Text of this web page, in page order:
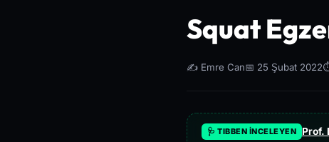
Squat
✍️ Emre Can📅 25 Şubat 2022
🩺 TIBBEN İNCELEYEN Prof.